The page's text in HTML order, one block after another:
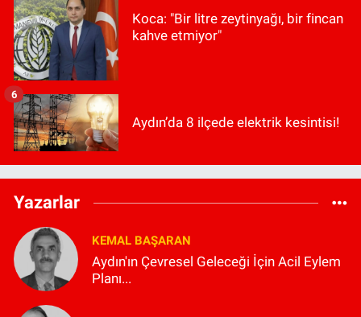
Koca: "Bir litre zeytinyağı, bir fincan
kahve etmiyor"
Aydın’da 8 ilçede elektrik kesintisi!
6
Yazarlar
KEMAL BAŞARAN
Aydın'ın Çevresel Geleceği İçin Acil Eylem
Planı...